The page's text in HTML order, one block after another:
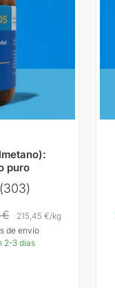
puro
(303)
€ 215,45 €/kg
de envío
2-3 días